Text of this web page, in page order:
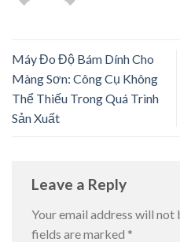
Máy Đo Độ Bám Dính Cho
Màng Sơn: Công Cụ Không
Thể Thiếu Trong Quá Trình
Sản Xuất
Leave a Reply
Your email address will not
fields are marked *